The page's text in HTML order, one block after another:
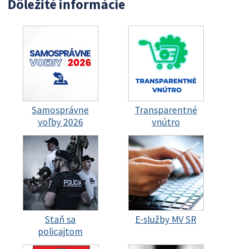
Dôležité informácie
Samosprávne
voľby 2026
Transparentné
vnútro
Staň sa
policajtom
E-služby MV SR